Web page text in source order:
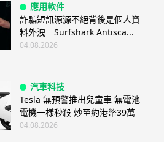
應用軟件
詐騙短訊源源不絕背後是個人資
料外洩 Surfshark Antisca...
04.08.2026
汽車科技
Tesla 無預警推出兒童車 無電池
電機一樣秒殺 炒至約港幣39萬
04.08.2026